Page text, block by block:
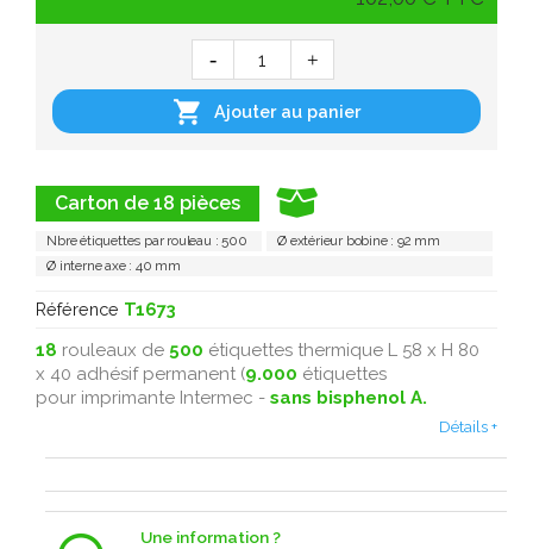
Carton de 18 pièces
Nbre étiquettes par rouleau : 500
Ø extérieur bobine : 92 mm
Ø interne axe : 40 mm
Référence T1673
18 rouleaux de 500 étiquettes thermique L 58 x H 80
x 40 adhésif permanent (9.000 étiquettes
pour imprimante Intermec - sans bisphenol A.
Détails +
Une information ?
 Ajouter au panier